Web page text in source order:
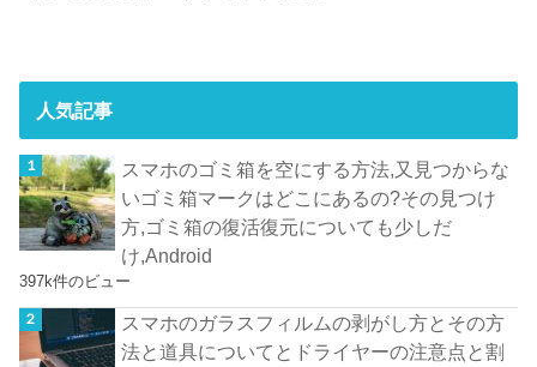
人気記事
スマホのゴミ箱を空にする方法,又見つからな
いゴミ箱マークはどこにあるの?その見つけ
方,ゴミ箱の復活復元についても少しだ
け,Android
397k件のビュー
スマホのガラスフィルムの剥がし方とその方
法と道具についてとドライヤーの注意点と割